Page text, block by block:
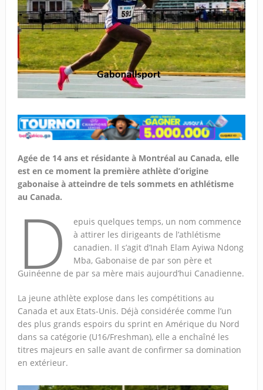
Agée de 14 ans et résidante à Montréal au Canada, elle
est en ce moment la première athlète d’origine
gabonaise à atteindre de tels sommets en athlétisme
au Canada.
D
epuis quelques temps, un nom commence
à attirer les dirigeants de l’athlétisme
canadien. Il s’agit d’Inah Elam Ayiwa Ndong
Mba, Gabonaise de par son père et
Guinéenne de par sa mère mais aujourd’hui Canadienne.
La jeune athlète explose dans les compétitions au
Canada et aux Etats-Unis. Déjà considérée comme l’un
des plus grands espoirs du sprint en Amérique du Nord
dans sa catégorie (U16/Freshman), elle a enchaîné les
titres majeurs en salle avant de confirmer sa domination
en extérieur.